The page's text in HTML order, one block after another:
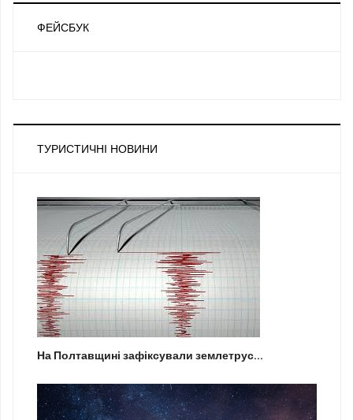
ФЕЙСБУК
ТУРИСТИЧНІ НОВИНИ
На Полтавщині зафіксували землетрус...